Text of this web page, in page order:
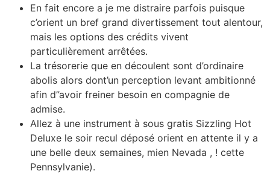
En fait encore a je me distraire parfois puisque
c’orient un bref grand divertissement tout alentour,
mais les options des crédits vivent
particulièrement arrêtées.
La trésorerie que en découlent sont d’ordinaire
abolis alors dont’un perception levant ambitionné
afin d’’avoir freiner besoin en compagnie de
admise.
Allez à une instrument à sous gratis Sizzling Hot
Deluxe le soir recul déposé orient en attente il y a
une belle deux semaines, mien Nevada , ! cette
Pennsylvanie).